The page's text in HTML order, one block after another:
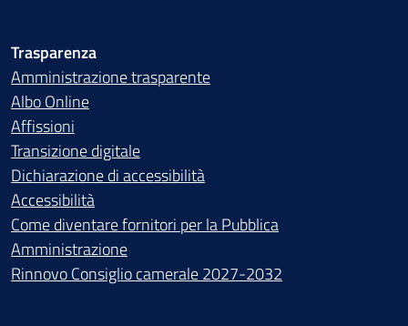
Trasparenza
Amministrazione trasparente
Albo Online
Affissioni
Transizione digitale
Dichiarazione di accessibilità
Accessibilità
Come diventare fornitori per la Pubblica
Amministrazione
Rinnovo Consiglio camerale 2027-2032